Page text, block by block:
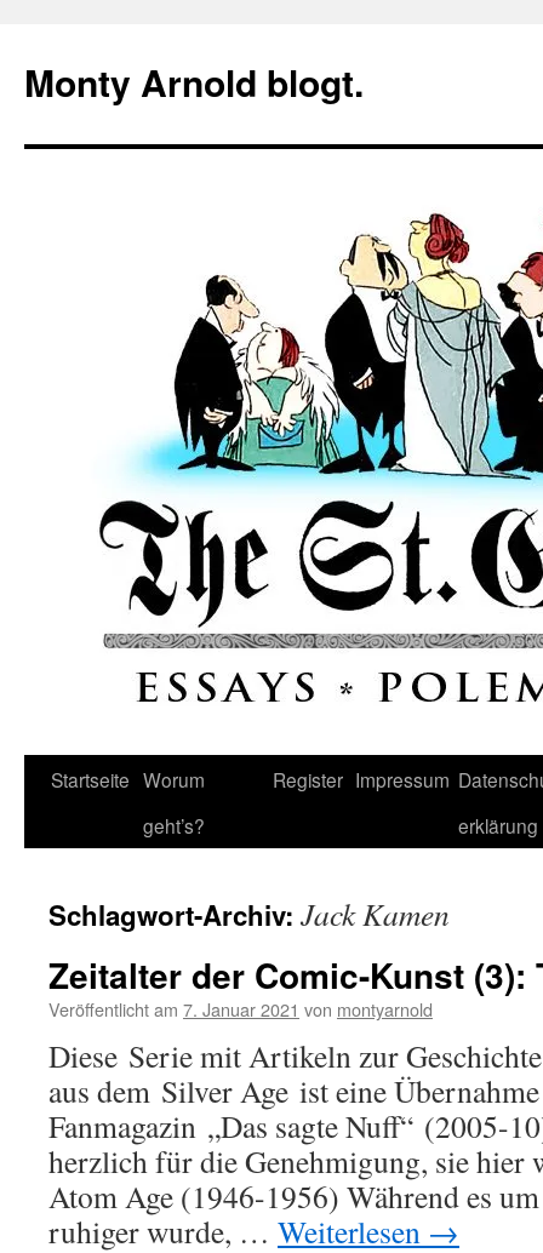
springen
Monty Arnold blogt.
Startseite Worum
geht’s?
Register Impressum
erklärung
Schlagwort-Archiv: Jack Kamen
Zeitalter der Comic-Kunst (3):
Veröffentlicht am 7. Januar 2021 von montyarnold
Diese Serie mit Artikeln zur
aus dem Silver Age ist eine
Fanmagazin „Das sagte Nuff“ (2005-
herzlich für die Genehmigung, sie hier
Atom Age (1946-1956) Während es
ruhiger wurde, … Weiterlesen →